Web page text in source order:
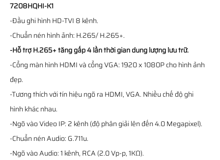
7208HQHI-K1
-Đầu ghi hình HD-TVI 8 kênh.
-Chuẩn nén hình ảnh: H.265/ H.265+.
-Hỗ trợ H.265+ tăng gấp 4 lần thời gian dung lượng lưu trữ.
-Cổng màn hình HDMI và cổng VGA: 1920 x 1080P cho hình ảnh
đẹp.
-Tương thích với tín hiệu ngõ ra HDMI, VGA. Nhiều chế độ ghi
hình khác nhau.
-Ngõ vào Video IP: 2 kênh (độ phân giải lên đến 4.0 Megapixel).
-Chuẩn nén Audio: G.711u.
-Ngõ vào Audio: 1 kênh, RCA (2.0 Vp-p, 1KΩ).